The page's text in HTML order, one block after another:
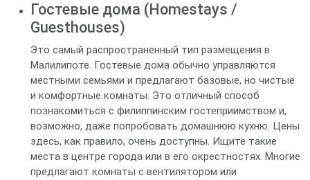
Гостевые дома (Homestays /
Guesthouses)
Это самый распространенный тип размещения в
Малилипоте. Гостевые дома обычно управляются
местными семьями и предлагают базовые, но чистые
и комфортные комнаты. Это отличный способ
познакомиться с филиппинским гостеприимством и,
возможно, даже попробовать домашнюю кухню. Цены
здесь, как правило, очень доступны. Ищите такие
места в центре города или в его окрестностях. Многие
предлагают комнаты с вентилятором или